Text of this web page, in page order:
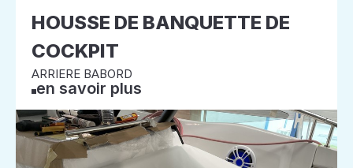
HOUSSE DE BANQUETTE DE
COCKPIT
ARRIERE BABORD
en savoir plus